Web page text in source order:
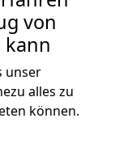
von
kann
unser
alles zu
können.